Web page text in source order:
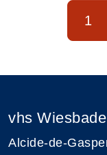
Seite 1 von 3
1
vhs
Alcide-de-